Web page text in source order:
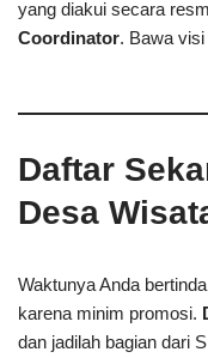
yang diakui secara
Coordinator. Bawa
Daftar
Desa
Waktunya Anda
karena minim promosi.
dan jadilah bagian dari